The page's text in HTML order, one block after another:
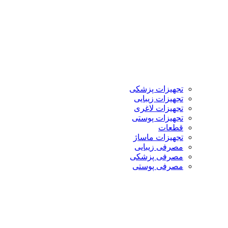
تجهیزات پزشکی
تجهیزات زیبایی
تجهیزات لاغری
تجهیزات پوستی
قطعات
تجهیزات ماساژ
مصرفی زیبایی
مصرفی پزشکی
مصرفی پوستی